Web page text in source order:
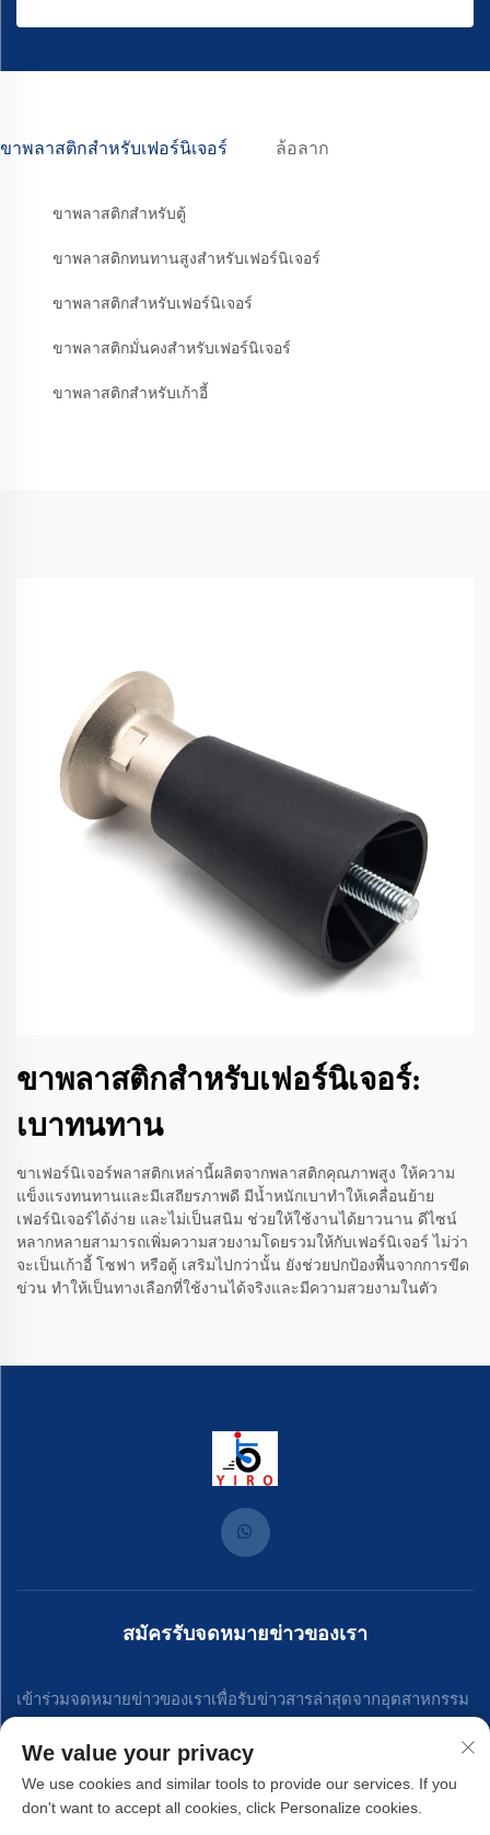
ขาพลาสติกสำหรับเฟอร์นิเจอร์ ล้อลาก
ขาพลาสติกสำหรับตู้
ขาพลาสติกทนทานสูงสำหรับเฟอร์นิเจอร์
ขาพลาสติกสำหรับเฟอร์นิเจอร์
ขาพลาสติกมั่นคงสำหรับเฟอร์นิเจอร์
ขาพลาสติกสำหรับเก้าอี้
ขาพลาสติกสำหรับเฟอร์นิเจอร์:
เบาทนทาน
ขาเฟอร์นิเจอร์พลาสติกเหล่านี้ผลิตจากพลาสติกคุณภาพสูง ให้ความ
แข็งแรงทนทานและมีเสถียรภาพดี มีน้ำหนักเบาทำให้เคลื่อนย้าย
เฟอร์นิเจอร์ได้ง่าย และไม่เป็นสนิม ช่วยให้ใช้งานได้ยาวนาน ดีไซน์
หลากหลายสามารถเพิ่มความสวยงามโดยรวมให้กับเฟอร์นิเจอร์ ไม่ว่า
จะเป็นเก้าอี้ โซฟา หรือตู้ เสริมไปกว่านั้น ยังช่วยปกป้องพื้นจากการขีด
ข่วน ทำให้เป็นทางเลือกที่ใช้งานได้จริงและมีความสวยงามในตัว
สมัครรับจดหมายข่าวของเรา
เข้าร่วมจดหมายข่าวของเราเพื่อรับข่าวสารล่าสุดจากอุตสาหกรรม
สมัครสมาชิก
We value your privacy
We use cookies and similar tools to provide our services. If you
don't want to accept all cookies, click Personalize cookies.